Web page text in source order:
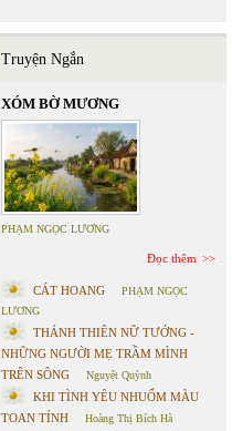
Truyện Ngắn
XÓM BỜ MƯƠNG
PHẠM NGỌC LƯƠNG
Đọc thêm
CÁT HOANG
PHẠM NGỌC
LƯƠNG
THÁNH THIÊN NỮ TƯỚNG -
NHỮNG NGƯỜI MẸ TRẦM MÌNH
TRÊN SÔNG
Nguyệt Quỳnh
KHI TÌNH YÊU NHUỐM MÀU
TOAN TÍNH
Hoàng Thị Bích Hà